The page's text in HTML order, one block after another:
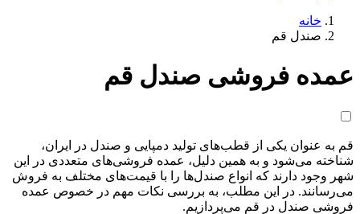
خانه
صندل قم
عمده فروشی صندل قم
قم به عنوان یکی از قطب‌های تولید دمپایی و صندل در ایران،
شناخته می‌شود و به همین دلیل، عمده فروشی‌های متعددی در این
شهر وجود دارند که انواع صندل‌ها را با قیمت‌های مختلف به فروش
می‌رسانند. در این مطلب، به بررسی نکات مهم در خصوص عمده
فروشی صندل در قم می‌پردازیم.